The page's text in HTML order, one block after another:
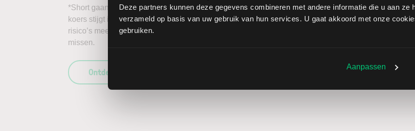
Deze partners kunnen deze gegevens combineren met andere informatie die u aan ze
verzameld op basis van uw gebruik van hun services. U gaat akkoord met onze
gebruiken.
Aanpassen
*Short gaan in bijvoorbeeld het aandeel CTS Eventim brengt extra risico’s met zich mee: als de
koers stijgt in plaats van daalt, kunnen de verliezen onbeperkt oplopen. Het is belangrijk om deze
risico’s mee te wegen in uw beleggingsbeslissing en enkel te beleggen met kapitaal dat u kunt
missen.
Ontdek wat LYNX uniek maakt als broker